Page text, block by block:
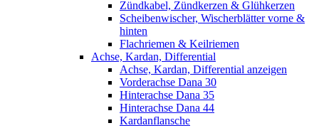
Zündkabel, Zündkerzen & Glühkerzen
Scheibenwischer, Wischerblätter vorne &
hinten
Flachriemen & Keilriemen
Achse, Kardan, Differential
Achse, Kardan, Differential anzeigen
Vorderachse Dana 30
Hinterachse Dana 35
Hinterachse Dana 44
Kardanflansche